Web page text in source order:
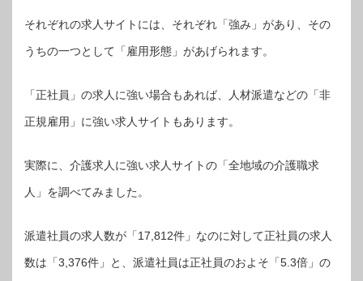
それぞれの求人サイトには、それぞれ「強み」があり、その
うちの一つとして「雇用形態」があげられます。
「正社員」の求人に強い場合もあれば、人材派遣などの「非
正規雇用」に強い求人サイトもあります。
実際に、介護求人に強い求人サイトの「全地域の介護職求
人」を調べてみました。
派遣社員の求人数が「17,812件」なのに対して正社員の求人
数は「3,376件」と、派遣社員は正社員のおよそ「5.3倍」の